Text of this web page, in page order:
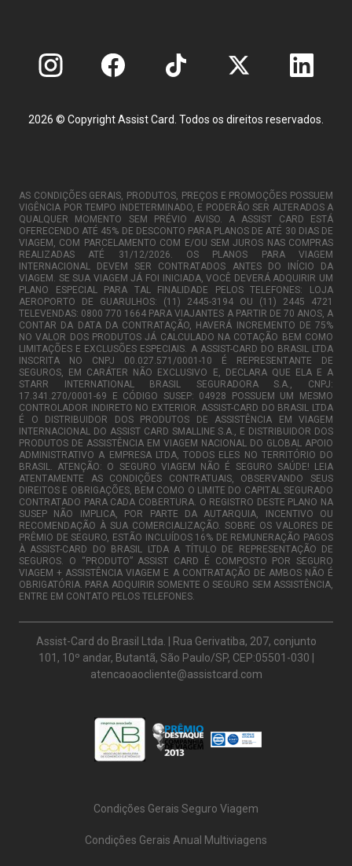
2026 © Copyright Assist Card. Todos os direitos reservados.
AS CONDIÇÕES GERAIS, PRODUTOS, PREÇOS E PROMOÇÕES POSSUEM
VIGÊNCIA POR TEMPO INDETERMINADO, E PODERÃO SER ALTERADOS A
QUALQUER MOMENTO SEM PRÉVIO AVISO. A ASSIST CARD ESTÁ
OFERECENDO ATÉ 45% DE DESCONTO PARA PLANOS DE ATÉ 30 DIAS DE
VIAGEM, COM PARCELAMENTO COM E/OU SEM JUROS NAS COMPRAS
REALIZADAS ATÉ 31/12/2026. OS PLANOS PARA VIAGEM
INTERNACIONAL DEVEM SER CONTRATADOS ANTES DO INÍCIO DA
VIAGEM. SE SUA VIAGEM JÁ FOI INICIADA, VOCÊ DEVERÁ ADQUIRIR UM
PLANO ESPECIAL PARA TAL FINALIDADE PELOS TELEFONES: LOJA
AEROPORTO DE GUARULHOS: (11) 2445-3194 OU (11) 2445 4721
TELEVENDAS: 0800 770 1664 PARA VIAJANTES A PARTIR DE 70 ANOS, A
CONTAR DA DATA DA CONTRATAÇÃO, HAVERÁ INCREMENTO DE 75%
NO VALOR DOS PRODUTOS JÁ CALCULADO NA COTAÇÃO BEM COMO
LIMITAÇÕES E EXCLUSÕES ESPECIAIS. A ASSIST-CARD DO BRASIL LTDA
INSCRITA NO CNPJ 00.027.571/0001-10 É REPRESENTANTE DE
SEGUROS, EM CARÁTER NÃO EXCLUSIVO E, DECLARA QUE ELA E A
STARR INTERNATIONAL BRASIL SEGURADORA S.A., CNPJ:
17.341.270/0001-69 E CÓDIGO SUSEP: 04928 POSSUEM UM MESMO
CONTROLADOR INDIRETO NO EXTERIOR. ASSIST-CARD DO BRASIL LTDA
É O DISTRIBUIDOR DOS PRODUTOS DE ASSISTÊNCIA EM VIAGEM
INTERNACIONAL DO ASSIST CARD SMALLINE S.A., E DISTRIBUIDOR DOS
PRODUTOS DE ASSISTÊNCIA EM VIAGEM NACIONAL DO GLOBAL APOIO
ADMINISTRATIVO A EMPRESA LTDA, TODOS ELES NO TERRITÓRIO DO
BRASIL. ATENÇÃO: O SEGURO VIAGEM NÃO É SEGURO SAÚDE! LEIA
ATENTAMENTE AS CONDIÇÕES CONTRATUAIS, OBSERVANDO SEUS
DIREITOS E OBRIGAÇÕES, BEM COMO O LIMITE DO CAPITAL SEGURADO
CONTRATADO PARA CADA COBERTURA. O REGISTRO DESTE PLANO NA
SUSEP NÃO IMPLICA, POR PARTE DA AUTARQUIA, INCENTIVO OU
RECOMENDAÇÃO À SUA COMERCIALIZAÇÃO. SOBRE OS VALORES DE
PRÊMIO DE SEGURO, ESTÃO INCLUÍDOS 16% DE REMUNERAÇÃO PAGOS
À ASSIST-CARD DO BRASIL LTDA A TÍTULO DE REPRESENTAÇÃO DE
SEGUROS. O “PRODUTO” ASSIST CARD É COMPOSTO POR SEGURO
VIAGEM + ASSISTÊNCIA VIAGEM E A CONTRATAÇÃO DE AMBOS NÃO É
OBRIGATÓRIA. PARA ADQUIRIR SOMENTE O SEGURO SEM ASSISTÊNCIA,
ENTRE EM CONTATO PELOS TELEFONES.
Assist-Card do Brasil Ltda. | Rua Gerivatiba, 207, conjunto
101, 10º andar, Butantã, São Paulo/SP, CEP:05501-030 |
atencaoaocliente@assistcard.com
Condições Gerais Seguro Viagem
Condições Gerais Anual Multiviagens